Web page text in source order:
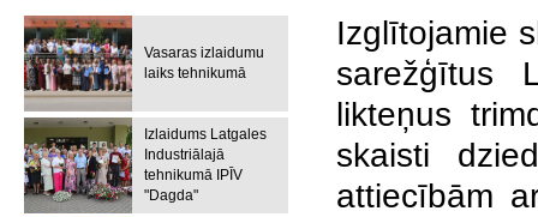
Vasaras izlaidumu
laiks tehnikumā
Izlaidums Latgales
Industriālajā
tehnikumā IPĪV
"Dagda"
Izglītojamie
sarežģītus
likteņus
skaisti
attiecībām